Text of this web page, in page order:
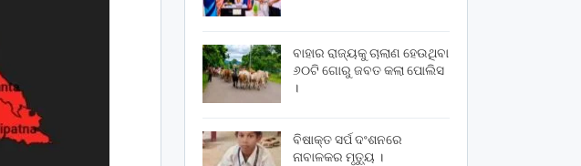
ବାହାର ରାଜ୍ୟକୁ ଚାଲାଣ ହେଉଥିବା
୬୦ଟି ଗୋରୁ ଜବତ କଲା ପୋଲିସ
।
ବିଷାକ୍ତ ସର୍ପ ଦଂଶନରେ
ନାବାଳକର ମୃତ୍ୟୁ ।